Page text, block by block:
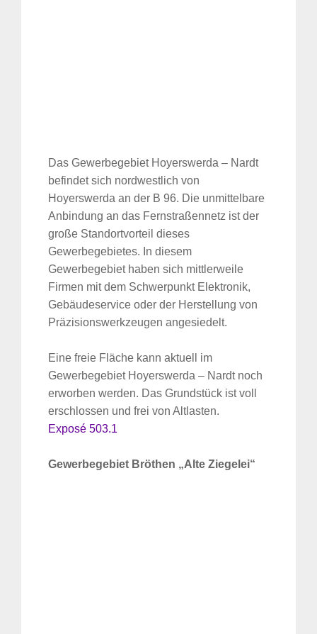
Das Gewerbegebiet Hoyerswerda – Nardt
befindet sich nordwestlich von
Hoyerswerda an der B 96. Die unmittelbare
Anbindung an das Fernstraßennetz ist der
große Standortvorteil dieses
Gewerbegebietes. In diesem
Gewerbegebiet haben sich mittlerweile
Firmen mit dem Schwerpunkt Elektronik,
Gebäudeservice oder der Herstellung von
Präzisionswerkzeugen angesiedelt.
Eine freie Fläche kann aktuell im
Gewerbegebiet Hoyerswerda – Nardt noch
erworben werden. Das Grundstück ist voll
erschlossen und frei von Altlasten.
Exposé 503.1
Gewerbegebiet Bröthen „Alte Ziegelei“